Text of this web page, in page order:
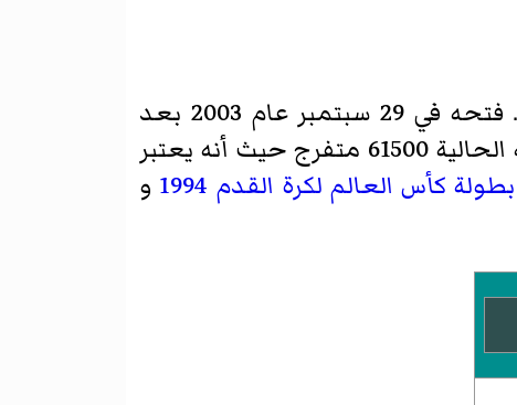
. فتحه في 29 سبتمبر عام 2003 بعد
عمليات بناء من جديد وصيانة شاملة (للمرة الثانية في تاريخ الملعب). تعتبر سعته الحالية 61500 متفرج حيث أنه يعتبر
بطولة كأس العالم لكرة القدم 1994
و